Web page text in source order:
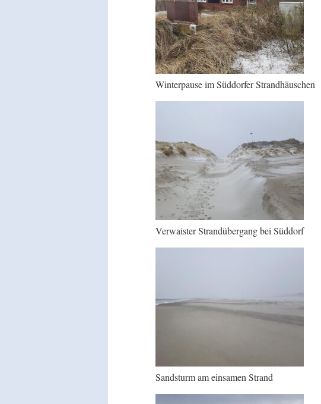
Winterpause im Süddorfer Strandhäuschen
Verwaister Strandübergang bei Süddorf
Sandsturm am einsamen Strand